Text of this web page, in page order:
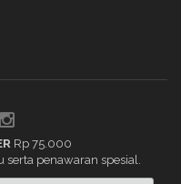
Rp 75.000
serta penawaran spesial.